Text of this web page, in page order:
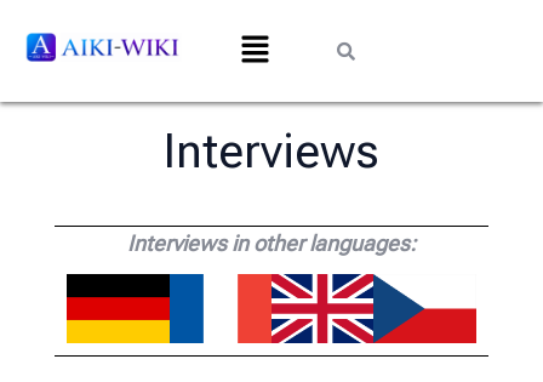
Interviews
Interviews in other languages: